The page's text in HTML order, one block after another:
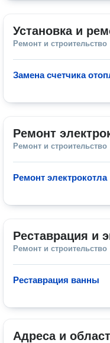
Установка и
Ремонт и строительство
Замена счетчика
Ремонт
Ремонт и строительство
Ремонт электрокотла
Реставрация и
Ремонт и строительство
Реставрация ванны
Адреса и